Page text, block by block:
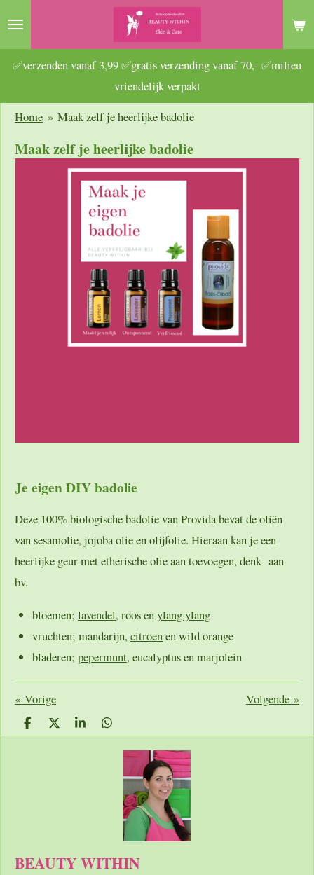
Ga
naar
hoofdinhoud
✅verzenden vanaf 3,99 ✅gratis verzending vanaf 70,- ✅milieu
vriendelijk verpakt
Home » Maak zelf je heerlijke badolie
Maak zelf je heerlijke badolie
Je eigen DIY badolie
Deze 100% biologische badolie van Provida bevat de oliën
van sesamolie, jojoba olie en olijfolie. Hieraan kan je een
heerlijke geur met etherische olie aan toevoegen, denk aan
bv.
bloemen; lavendel, roos enylang ylang
vruchten; mandarijn, citroenen wild orange
bladeren; pepermunt, eucalyptus en marjolein
« Vorige Volgende »
D
e
D
e
S
h
D
e
BEAUTY WITHIN